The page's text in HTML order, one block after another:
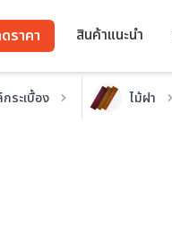
ราคา สินค้าแนะนำ
ระเบื้อง ไม้ฝา